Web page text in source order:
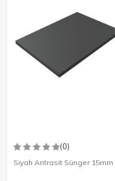
(0)
Siyah Antrasit Sünger 15mm